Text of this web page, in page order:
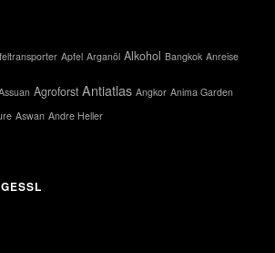
Apfel Arganöl Alkohol Bangkok Anreise
Agroforst Antiatlas Angkor Anima Garden
Aswan Andre Heller